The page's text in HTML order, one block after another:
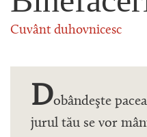
Cuvânt duhovnicesc
Dobândeşte
jurul tău se vor